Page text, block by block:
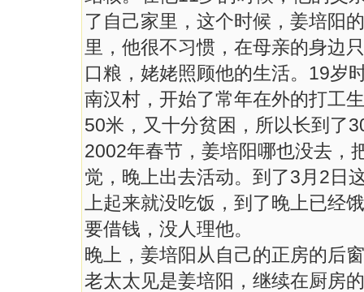
了自己家里，这个时候，姜培阳
里，他很不习惯，在母亲的身边
口粮，姥姥照顾他的生活。19岁
南汉村，开始了常年在外的打工
50米，又十分贫困，所以长到了
2002年春节，姜培阳哪也没去，
觉，晚上出去活动。到了3月2日
上起来就没吃饭，到了晚上已经
要借钱，没人理他。
晚上，姜培阳从自己的正房的后
老太太见是姜培阳，继续在厨房